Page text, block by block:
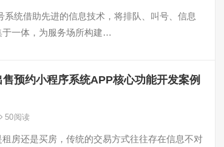
系统借助先进的信息技术，将排队、叫号、信息
于一体，为服务场所构建…
售预约小程序系统APP核心功能开发案例
50阅读
房还是买房，传统的交易方式往往存在信息不对